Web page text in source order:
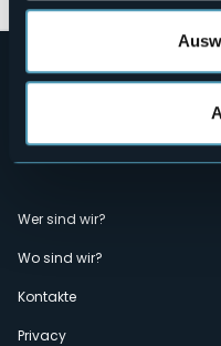
Menù
secondario
Wer sind wir?
Wo sind wir?
Kontakte
Privacy